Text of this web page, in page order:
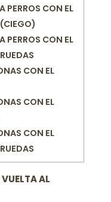
PERROS CON EL
PERROS CON EL
CON EL
CON EL
CON EL
AL